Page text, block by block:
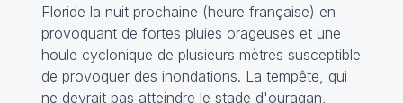
Floride la nuit prochaine (heure française) en
provoquant de fortes pluies orageuses et une
houle cyclonique de plusieurs mètres susceptible
de provoquer des inondations. La tempête, qui
ne devrait pas atteindre le stade d'ouragan,